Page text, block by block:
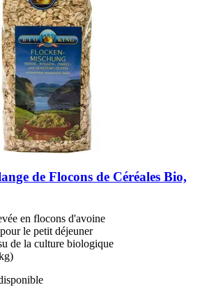
de Flocons de Céréales Bio,
en flocons d'avoine
le petit déjeuner
de la culture biologique